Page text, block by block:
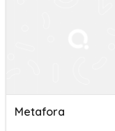
Metafora